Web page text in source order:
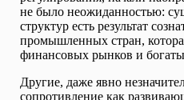
не было неожиданностью:
структур есть результат
промышленных стран,
финансовых рынков и
Другие, даже явно
сопротивление как